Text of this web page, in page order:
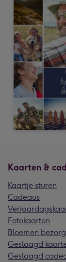
Kaarten &
Kaartje sturen
Cadeaus
Fotokaarten
Bloemen
Geslaagd
Geslaagd